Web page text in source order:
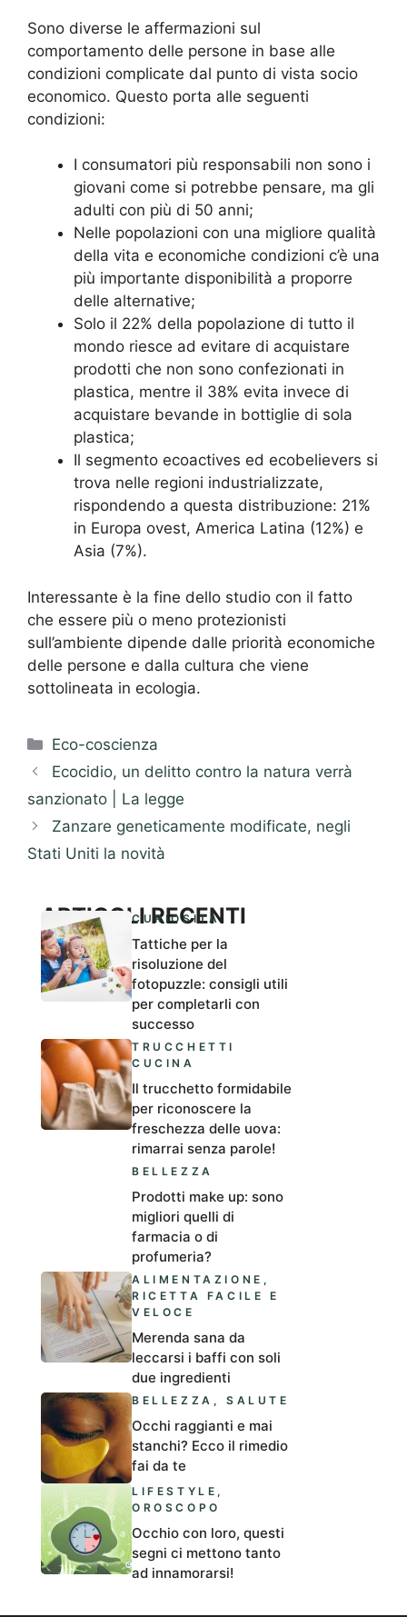
Sono diverse le affermazioni sul
comportamento delle persone in base alle
condizioni complicate dal punto di vista socio
economico. Questo porta alle seguenti
condizioni:
I consumatori più responsabili non sono i
giovani come si potrebbe pensare, ma gli
adulti con più di 50 anni;
Nelle popolazioni con una migliore qualità
della vita e economiche condizioni c’è una
più importante disponibilità a proporre
delle alternative;
Solo il 22% della popolazione di tutto il
mondo riesce ad evitare di acquistare
prodotti che non sono confezionati in
plastica, mentre il 38% evita invece di
acquistare bevande in bottiglie di sola
plastica;
Il segmento ecoactives ed ecobelievers si
trova nelle regioni industrializzate,
rispondendo a questa distribuzione: 21%
in Europa ovest, America Latina (12%) e
Asia (7%).
Interessante è la fine dello studio con il fatto
che essere più o meno protezionisti
sull’ambiente dipende dalle priorità economiche
delle persone e dalla cultura che viene
sottolineata in ecologia.
Categorie
Eco-coscienza
Ecocidio, un delitto contro la natura verrà
sanzionato | La legge
Zanzare geneticamente modificate, negli
Stati Uniti la novità
ARTICOLI RECENTI
CURIOSITÀ
Tattiche per la
risoluzione del
fotopuzzle: consigli utili
per completarli con
successo
TRUCCHETTI
CUCINA
Il trucchetto formidabile
per riconoscere la
freschezza delle uova:
rimarrai senza parole!
BELLEZZA
Prodotti make up: sono
migliori quelli di
farmacia o di
profumeria?
ALIMENTAZIONE ,
RICETTA FACILE E
VELOCE
Merenda sana da
leccarsi i baffi con soli
due ingredienti
BELLEZZA ,SALUTE
Occhi raggianti e mai
stanchi? Ecco il rimedio
fai da te
LIFESTYLE ,
OROSCOPO
Occhio con loro, questi
segni ci mettono tanto
ad innamorarsi!